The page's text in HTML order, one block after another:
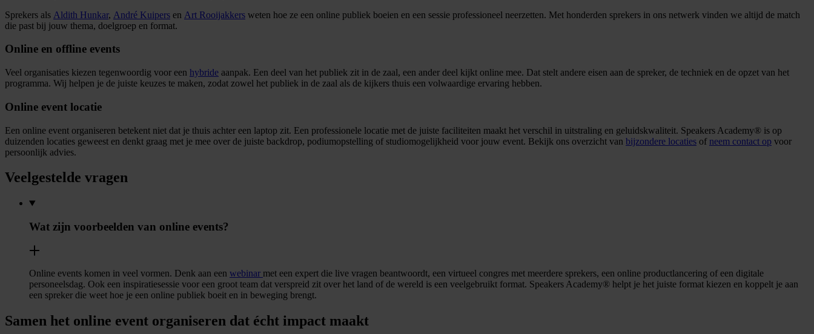
Sprekers als Aldith Hunkar, André Kuipers en Art Rooijakkers weten hoe ze een online publiek boeien en een sessie professioneel neerzetten. Met honderden sprekers in ons netwerk vinden we altijd de match
die past bij jouw thema, doelgroep en format.
Online en offline events
Veel organisaties kiezen tegenwoordig voor een hybride aanpak. Een deel van het publiek zit in de zaal, een ander deel kijkt online mee. Dat stelt andere eisen aan de spreker, de techniek en de opzet van het
programma. Wij helpen je de juiste keuzes te maken, zodat zowel het publiek in de zaal als de kijkers thuis een volwaardige ervaring hebben.
Online event locatie
Een online event organiseren betekent niet dat je thuis achter een laptop zit. Een professionele locatie met de juiste faciliteiten maakt het verschil in uitstraling en geluidskwaliteit. Speakers Academy® is op
duizenden locaties geweest en denkt graag met je mee over de juiste backdrop, podiumopstelling of studiomogelijkheid voor jouw event. Bekijk ons overzicht van bijzondere locaties of neem contact op voor
persoonlijk advies.
Veelgestelde vragen
Wat zijn voorbeelden van online events?
Online events komen in veel vormen. Denk aan een webinar met een expert die live vragen beantwoordt, een virtueel congres met meerdere sprekers, een online productlancering of een digitale
personeelsdag. Ook een inspiratiesessie voor een groot team dat verspreid zit over het land of de wereld is een veelgebruikt format. Speakers Academy® helpt je het juiste format kiezen en koppelt je aan
een spreker die weet hoe je een online publiek boeit en in beweging brengt.
Samen het online event organiseren dat écht impact maakt